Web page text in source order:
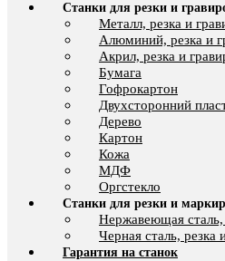
Станки для резки и
Металл, резка и
Алюминий, резка и
Акрил, резка и
Бумага
Гофрокартон
Двухсторонний
Дерево
Картон
Кожа
МДФ
Оргстекло
Станки для резки и
Нержавеющая сталь,
Черная сталь, резка
Гарантия на станок